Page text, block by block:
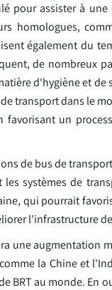
pour assister à
homologues,
également du
de nombreux
d'hygiène et de
transport dans le
un
de bus de
systèmes de
qui pourrait
l'infrastructure
une augmentation
la Chine et
BRT au monde.